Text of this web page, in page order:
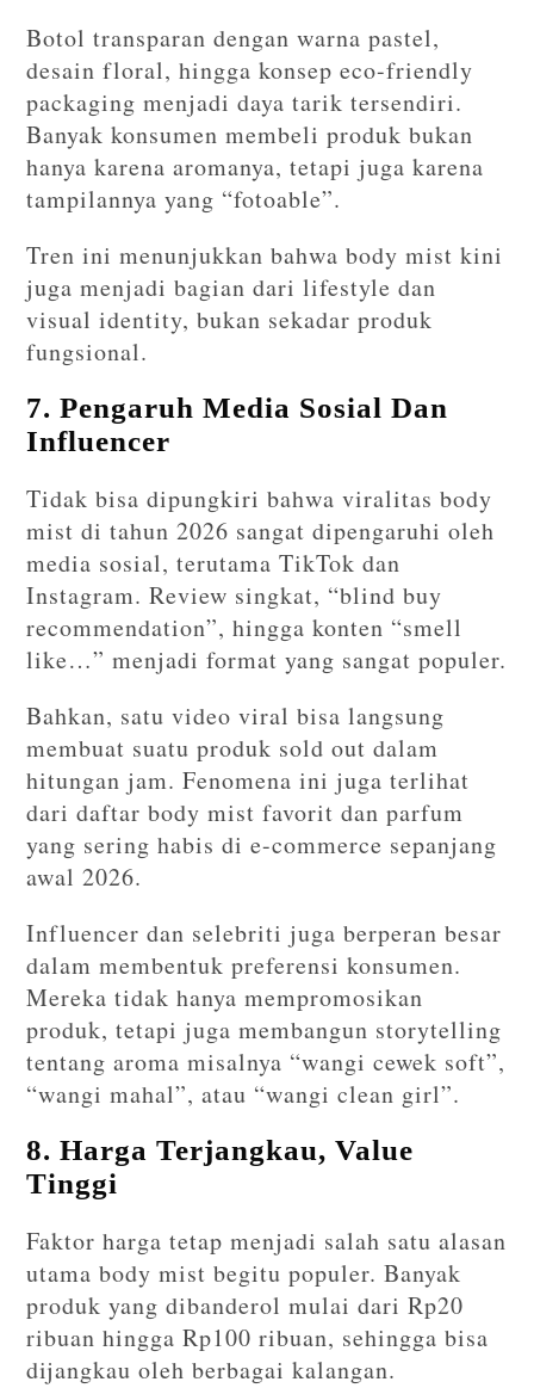
Botol transparan dengan warna pastel,
desain floral, hingga konsep eco-friendly
packaging menjadi daya tarik tersendiri.
Banyak konsumen membeli produk bukan
hanya karena aromanya, tetapi juga karena
tampilannya yang “fotoable”.
Tren ini menunjukkan bahwa body mist kini
juga menjadi bagian dari lifestyle dan
visual identity, bukan sekadar produk
fungsional.
7. Pengaruh Media Sosial Dan
Influencer
Tidak bisa dipungkiri bahwa viralitas body
mist di tahun 2026 sangat dipengaruhi oleh
media sosial, terutama TikTok dan
Instagram. Review singkat, “blind buy
recommendation”, hingga konten “smell
like…” menjadi format yang sangat populer.
Bahkan, satu video viral bisa langsung
membuat suatu produk sold out dalam
hitungan jam. Fenomena ini juga terlihat
dari daftar body mist favorit dan parfum
yang sering habis di e-commerce sepanjang
awal 2026.
Influencer dan selebriti juga berperan besar
dalam membentuk preferensi konsumen.
Mereka tidak hanya mempromosikan
produk, tetapi juga membangun storytelling
tentang aroma misalnya “wangi cewek soft”,
“wangi mahal”, atau “wangi clean girl”.
8. Harga Terjangkau, Value
Tinggi
Faktor harga tetap menjadi salah satu alasan
utama body mist begitu populer. Banyak
produk yang dibanderol mulai dari Rp20
ribuan hingga Rp100 ribuan, sehingga bisa
dijangkau oleh berbagai kalangan.